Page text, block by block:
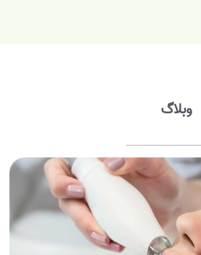
وبلاگ